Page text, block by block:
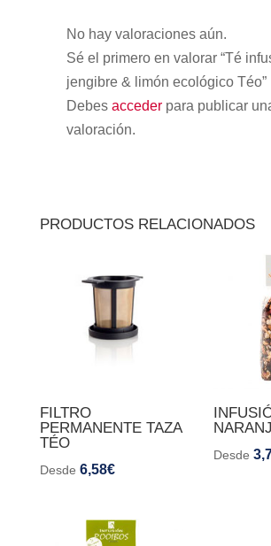
No hay valoraciones aún.
Sé el primero en valorar “Té
jengibre & limón ecológico Téo”
Debes accederpara publicar
valoración.
PRODUCTOS RELACIONADOS
FILTRO
PERMANENTE TAZA
TÉO
Desde 6,58€
Desde